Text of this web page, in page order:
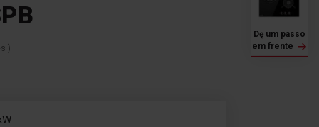
Dę um passo
em frente
)